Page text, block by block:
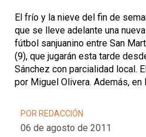
El frío y la nieve del fin de
que se lleve adelante una
fútbol sanjuanino entre San
(9), que jugarán esta tarde
Sánchez con parcialidad local.
por Miguel Olivera. Además, en
POR REDACCIÓN
06 de agosto de 2011